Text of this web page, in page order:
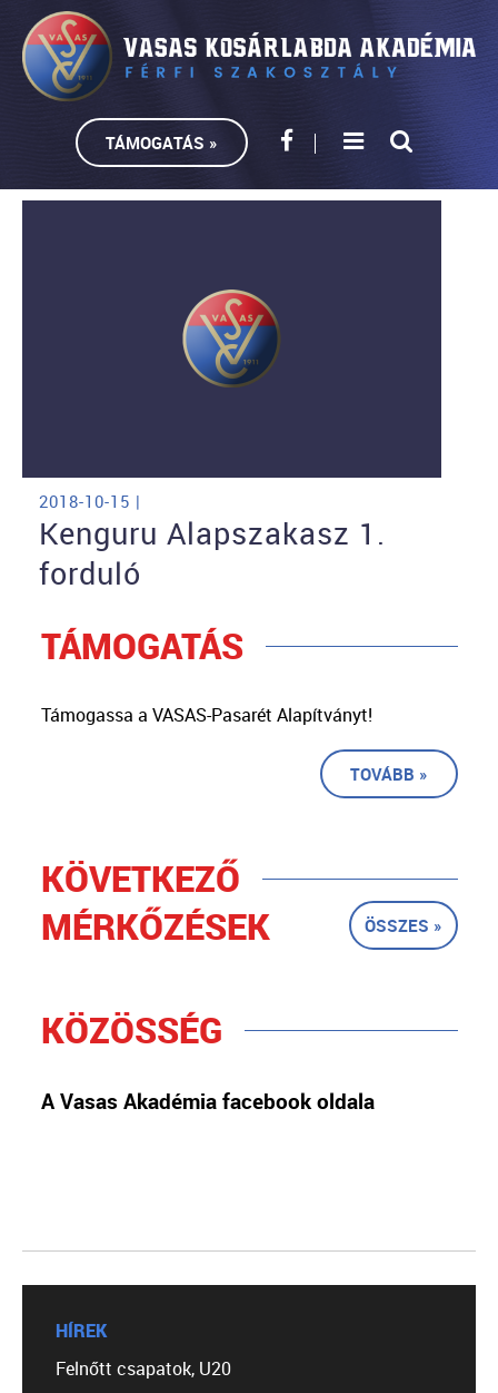
TÁMOGATÁS »
2018-10-15 |
Kenguru Alapszakasz 1.
forduló
TÁMOGATÁS
Támogassa a VASAS-Pasarét Alapítványt!
TOVÁBB »
KÖVETKEZŐ
MÉRKŐZÉSEK
ÖSSZES »
KÖZÖSSÉG
A Vasas Akadémia facebook oldala
HÍREK
Felnőtt csapatok, U20